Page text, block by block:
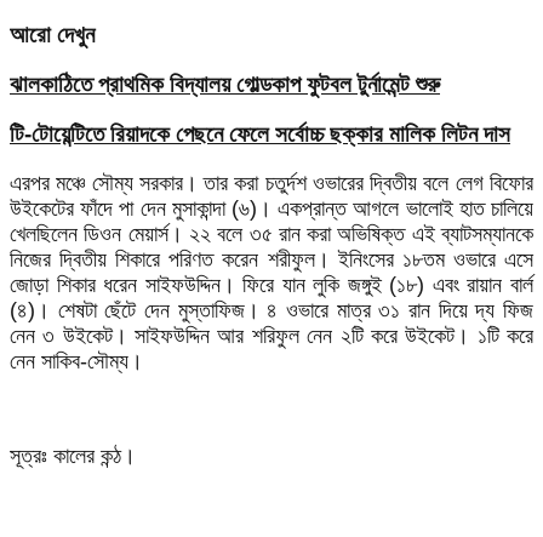
আরো দেখুন
ঝালকাঠিতে প্রাথমিক বিদ্যালয় গোল্ডকাপ ফুটবল টুর্নামেন্ট শুরু
টি-টোয়েন্টিতে রিয়াদকে পেছনে ফেলে সর্বোচ্চ ছক্কার মালিক লিটন দাস
এরপর মঞ্চে সৌম্য সরকার। তার করা চতুর্দশ ওভারের দ্বিতীয় বলে লেগ বিফোর
উইকেটের ফাঁদে পা দেন মুসাকান্দা (৬)। একপ্রান্ত আগলে ভালোই হাত চালিয়ে
খেলছিলেন ডিওন মেয়ার্স। ২২ বলে ৩৫ রান করা অভিষিক্ত এই ব্যাটসম্যানকে
নিজের দ্বিতীয় শিকারে পরিণত করেন শরীফুল। ইনিংসের ১৮তম ওভারে এসে
জোড়া শিকার ধরেন সাইফউদ্দিন। ফিরে যান লুকি জঙ্গুই (১৮) এবং রায়ান বার্ল
(৪)। শেষটা ছেঁটে দেন মুস্তাফিজ। ৪ ওভারে মাত্র ৩১ রান দিয়ে দ্য ফিজ
নেন ৩ উইকেট। সাইফউদ্দিন আর শরিফুল নেন ২টি করে উইকেট। ১টি করে
নেন সাকিব-সৌম্য।
সূত্রঃ কালের কন্ঠ।